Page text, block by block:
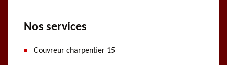
Nos services
Couvreur charpentier 15